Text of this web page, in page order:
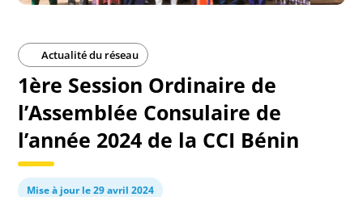
Actualité du réseau
1ère Session Ordinaire de
l’Assemblée Consulaire de
l’année 2024 de la CCI Bénin
Mise à jour le 29 avril 2024